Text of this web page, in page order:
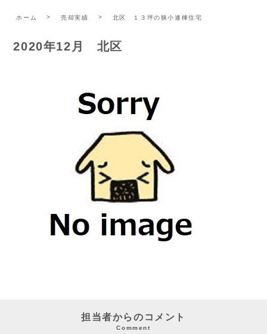
ホーム 売却実績 北区 １３坪の狭小連棟住宅
2020年12月 北区
担当者からのコメント
Comment